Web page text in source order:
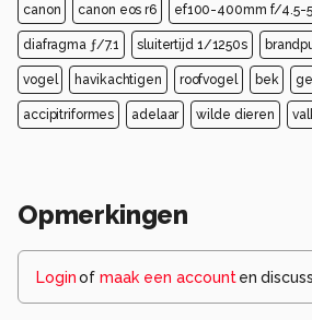
canon canon eos r6 ef100-400mm f/4.5-
diafragma ƒ/7.1 sluitertijd 1/1250s
vogel havikachtigen roofvogel bek
accipitriformes adelaar wilde dieren
Opmerkingen
Loginof maak een account en